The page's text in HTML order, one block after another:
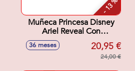
- 13 %
Muñeca Princesa Disney
Ariel Reveal Con
Accesorios
Sorpresa.32x18x6 cm
36 meses 20,95 €
24,00 €